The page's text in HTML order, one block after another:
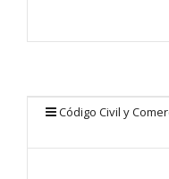
Código Civil y